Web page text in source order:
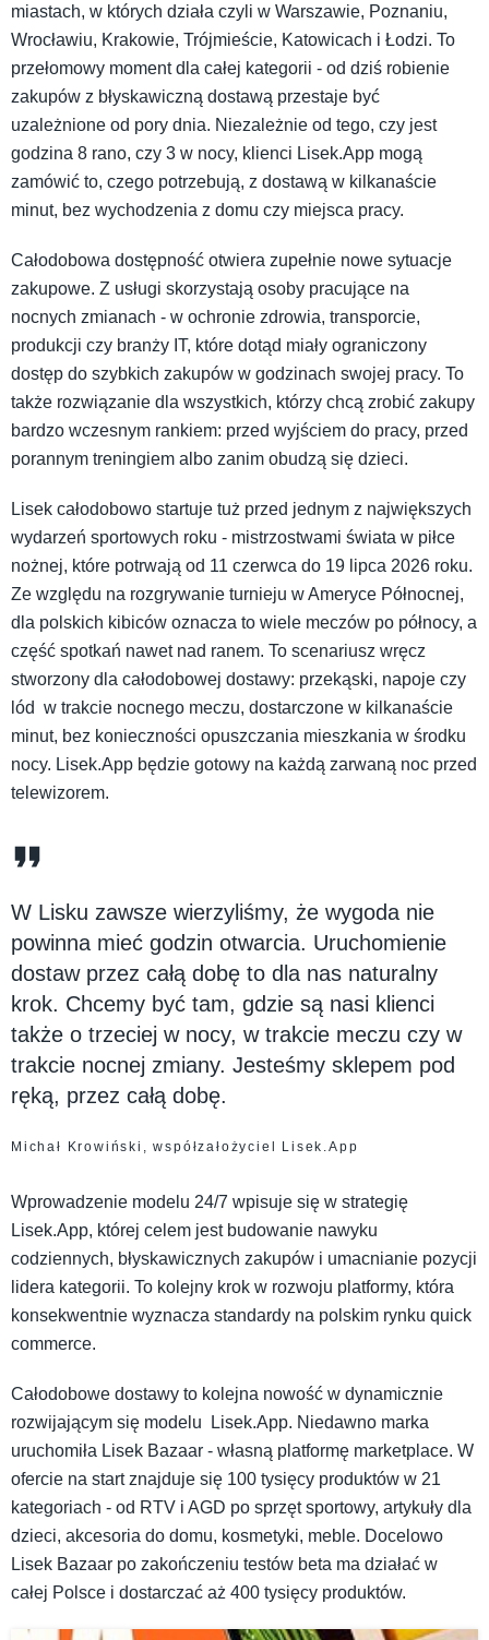
miastach, w których działa czyli w Warszawie, Poznaniu,
Wrocławiu, Krakowie, Trójmieście, Katowicach i Łodzi. To
przełomowy moment dla całej kategorii - od dziś robienie
zakupów z błyskawiczną dostawą przestaje być
uzależnione od pory dnia. Niezależnie od tego, czy jest
godzina 8 rano, czy 3 w nocy, klienci Lisek.App mogą
zamówić to, czego potrzebują, z dostawą w kilkanaście
minut, bez wychodzenia z domu czy miejsca pracy.
Całodobowa dostępność otwiera zupełnie nowe sytuacje
zakupowe. Z usługi skorzystają osoby pracujące na
nocnych zmianach - w ochronie zdrowia, transporcie,
produkcji czy branży IT, które dotąd miały ograniczony
dostęp do szybkich zakupów w godzinach swojej pracy. To
także rozwiązanie dla wszystkich, którzy chcą zrobić zakupy
bardzo wczesnym rankiem: przed wyjściem do pracy, przed
porannym treningiem albo zanim obudzą się dzieci.
Lisek całodobowo startuje tuż przed jednym z największych
wydarzeń sportowych roku - mistrzostwami świata w piłce
nożnej, które potrwają od 11 czerwca do 19 lipca 2026 roku.
Ze względu na rozgrywanie turnieju w Ameryce Północnej,
dla polskich kibiców oznacza to wiele meczów po północy, a
część spotkań nawet nad ranem. To scenariusz wręcz
stworzony dla całodobowej dostawy: przekąski, napoje czy
lód w trakcie nocnego meczu, dostarczone w kilkanaście
minut, bez konieczności opuszczania mieszkania w środku
nocy. Lisek.App będzie gotowy na każdą zarwaną noc przed
telewizorem.
W Lisku zawsze wierzyliśmy, że wygoda nie
powinna mieć godzin otwarcia. Uruchomienie
dostaw przez całą dobę to dla nas naturalny
krok. Chcemy być tam, gdzie są nasi klienci
także o trzeciej w nocy, w trakcie meczu czy w
trakcie nocnej zmiany. Jesteśmy sklepem pod
ręką, przez całą dobę.
Michał Krowiński, współzałożyciel Lisek.App
Wprowadzenie modelu 24/7 wpisuje się w strategię
Lisek.App, której celem jest budowanie nawyku
codziennych, błyskawicznych zakupów i umacnianie pozycji
lidera kategorii. To kolejny krok w rozwoju platformy, która
konsekwentnie wyznacza standardy na polskim rynku quick
commerce.
Całodobowe dostawy to kolejna nowość w dynamicznie
rozwijającym się modelu Lisek.App. Niedawno marka
uruchomiła Lisek Bazaar - własną platformę marketplace. W
ofercie na start znajduje się 100 tysięcy produktów w 21
kategoriach - od RTV i AGD po sprzęt sportowy, artykuły dla
dzieci, akcesoria do domu, kosmetyki, meble. Docelowo
Lisek Bazaar po zakończeniu testów beta ma działać w
całej Polsce i dostarczać aż 400 tysięcy produktów.